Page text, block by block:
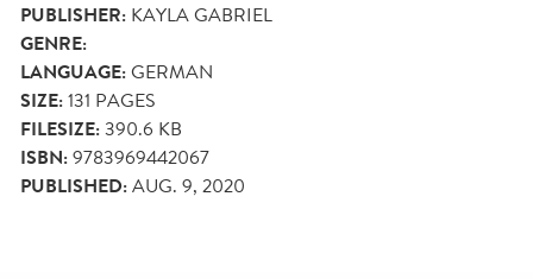
PUBLISHER: KAYLA GABRIEL
GENRE:
LANGUAGE:GERMAN
SIZE:131 PAGES
FILESIZE:390.6 KB
ISBN:9783969442067
PUBLISHED:AUG. 9, 2020